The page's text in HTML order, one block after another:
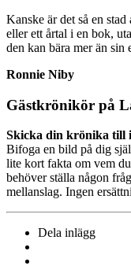
Kanske är det så en
eller ett årtal i en bok,
den kan bära mer än sin
Ronnie Niby
Gästkrönikör på
Skicka din krönika till
Bifoga en bild på dig
lite kort fakta om vem
behöver ställa någon
mellanslag. Ingen
Dela inlägg